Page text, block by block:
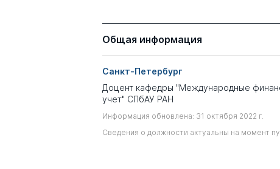
Общая информация
Санкт-Петербург
Доцент кафедры "Международные
учет" СПбАУ РАН
Информация обновлена: 31 октября 2022 г.
Сведения о должности актуальны на момент